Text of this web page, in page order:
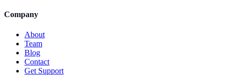
Company
About
Team
Blog
Contact
Get Support